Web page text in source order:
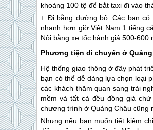
khoảng 100 tệ để bắt taxi đi vào
+ Đi bằng đường bộ: Các bạn
nhanh hơn giờ Việt Nam 1 tiếng
Nội bằng xe tốc hành giá 500-
Phương tiện di chuyển ở Quảng
Hệ thống giao thông ở đây phát
bạn có thể dễ dàng lựa chọn loại
các khách thăm quan sang trải
mềm và tất cả đều đồng giá
chương trình ở Quảng Châu cũng
Nhưng nếu bạn muốn tiết kiệm